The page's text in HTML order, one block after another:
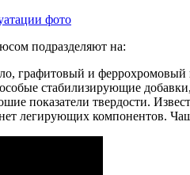
подразделяют на:
графитовый и
стабилизирующие
показатели твердости.
легирующих компонентов.